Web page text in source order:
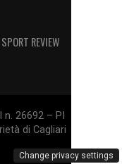
REVIEW
26692 – PI
di Cagliari
Change privacy settings